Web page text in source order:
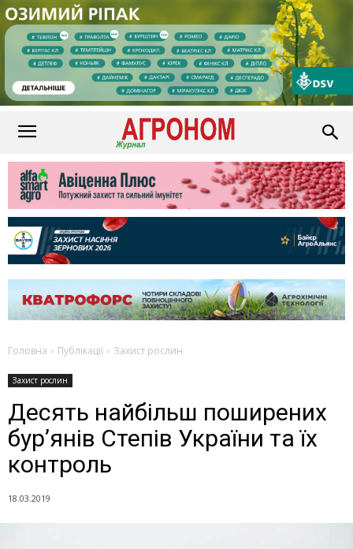
Головна Публікації Захист рослин
Захист рослин
Десять найбільш поширених
бур’янів Cтепів України та їх
контроль
18.03.2019